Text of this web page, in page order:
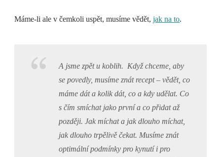
Máme-li ale v čemkoli uspět, musíme vědět,jak na to.
A jsme zpět u koblih. Když chceme, aby
se povedly, musíme znát recept – vědět, co
máme dát a kolik dát, co a kdy udělat. Co
s čím smíchat jako první a co přidat až
později. Jak míchat a jak dlouho míchat,
jak dlouho trpělivě čekat. Musíme znát
optimální podmínky pro kynutí i pro